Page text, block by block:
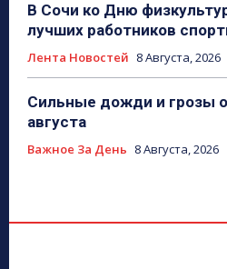
В Сочи ко Дню
лучших работников
Лента Новостей 8 Августа, 2026
Сильные дожди и грозы
августа
Важное За День 8 Августа, 2026